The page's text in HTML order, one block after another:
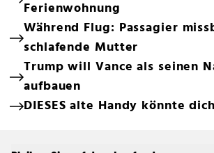
Ferienwohnung
Während Flug: Passagier
schlafende Mutter
Trump will Vance als seinen
aufbauen
DIESES alte Handy könnte